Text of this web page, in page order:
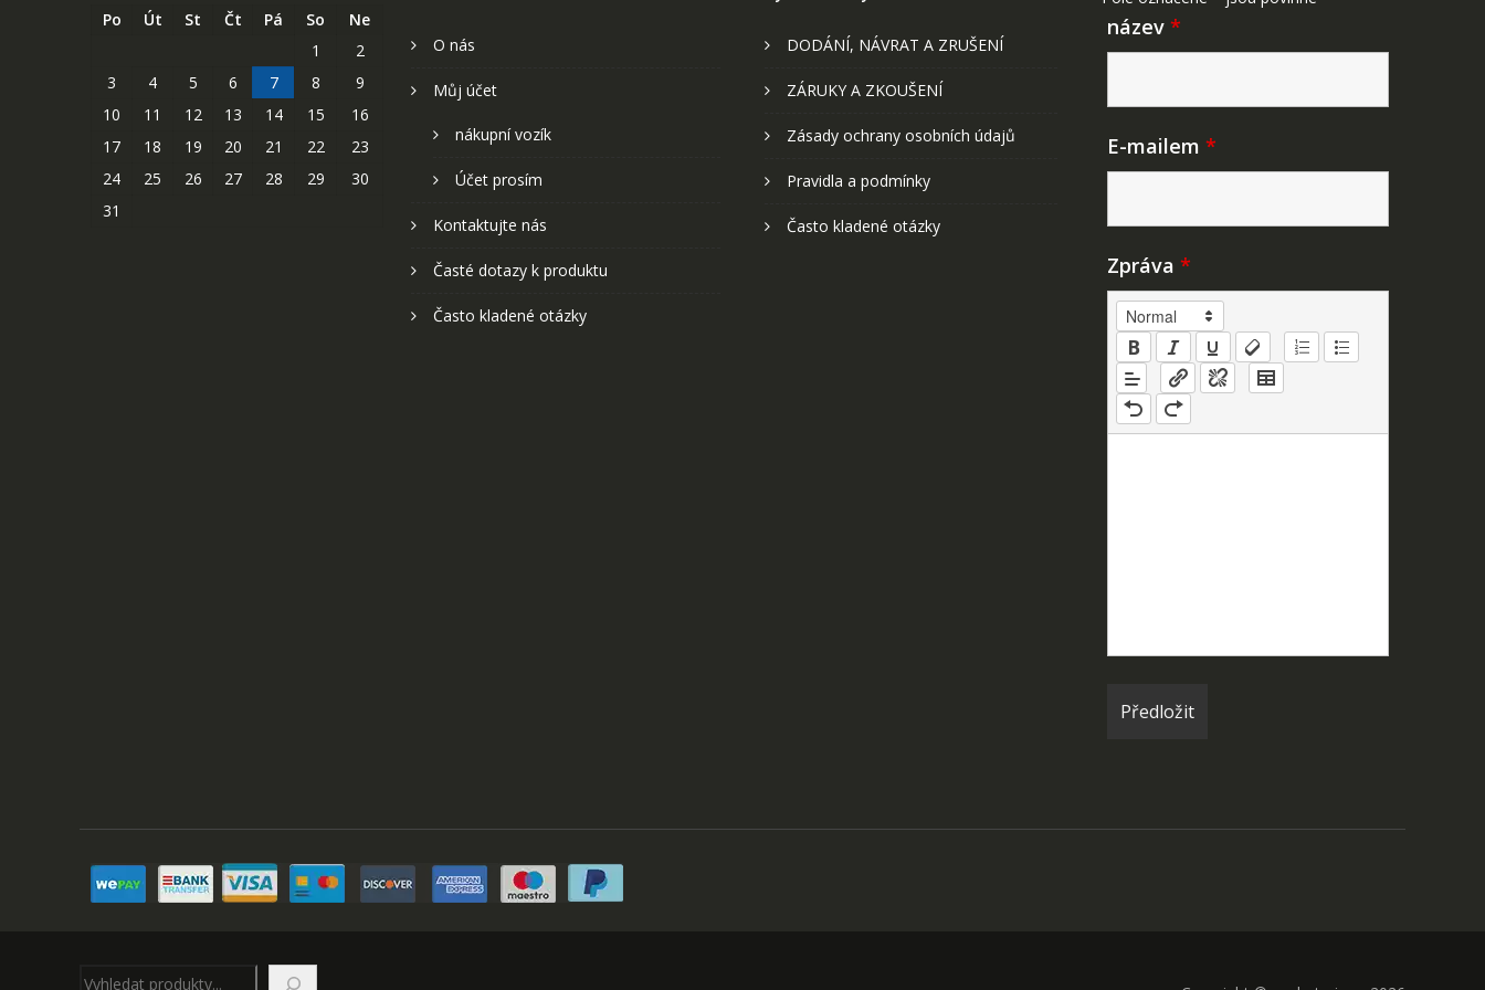
Po Út St Čt Pá So
Ne
1
2
3
4 5 6 7 8
9
10
11 12 13 14 15
16
17
18 19 20 21 22
23
24
25 26 27 28 29
30
31
O nás
Můj účet
nákupní vozík
Účet prosím
Kontaktujte nás
Časté dotazy k produktu
Často kladené otázky
DODÁNÍ, NÁVRAT A ZRUŠENÍ
ZÁRUKY A ZKOUŠENÍ
Zásady ochrany osobních údajů
Pravidla a podmínky
Často kladené otázky
název *
E-mailem *
Zpráva *
Hledat